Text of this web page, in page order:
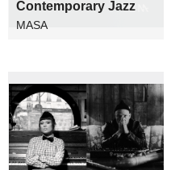
Contemporary Jazz
MASA